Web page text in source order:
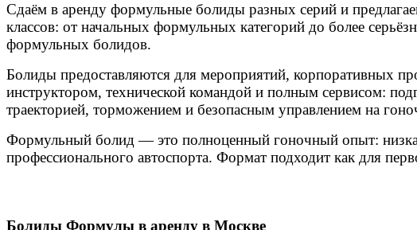
Сдаём в аренду формульные болиды разных серий и
классов: от начальных формульных категорий до более
формульных болидов.
Болиды предоставляются для мероприятий, корпоративных
инструктором, технической командой и полным сервисом:
траекторией, торможением и безопасным управлением на
Формульный болид — это полноценный гоночный опыт:
профессионального автоспорта. Формат подходит как для
Болиды Формулы в аренду в Москве